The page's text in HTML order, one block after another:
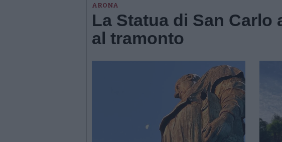
ARONA
La Statua di San Carlo
al tramonto